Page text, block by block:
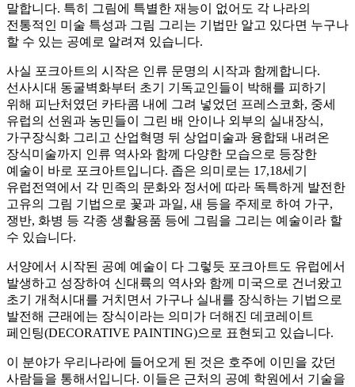
말합니다. 특히 그림에 특별한 재능이 없어도 각 나라의
전통적인 미술 특성과 그림 그리는 기법만 알고 있다면 누구나
할 수 있는 공예로 알려져 있습니다.
사실 포크아트의 시작은 인류 문명의 시작과 함께합니다.
선사시대 동굴벽화부터 초기 기독교인들이 박해를 피하기
위해 피난처였던 카타콤 내에 그려 넣었던 프레스코화, 중세
유럽의 선원과 농민들이 그린 배 안이나 외부의 실내장식,
가구장식화 그리고 산업혁명 뒤 상업미술과 융합돼 내려온
장식미술까지 인류 역사와 함께 다양한 모습으로 등장한
예술이 바로 포크아트입니다. 좁은 의미로는 17,18세기
유럽전역에서 각 민족의 문화와 정서에 따라 독특하게 발전한
고유의 그림 기법으로 꽃과 과일, 새 등을 주제로 하여 가구,
쟁반, 화병 등 각종 생활용품 등에 그림을 그리는 예술이라 할
수 있습니다.
서양에서 시작된 공예 예술이 다 그렇듯 포크아트도 유럽에서
발생하고 성장하여 신대륙의 역사와 함께 미국으로 건너왔고
초기 개척시대를 거치면서 가구나 실내를 장식하는 기법으로
발전해 근래에는 장식이라는 의미가 더해진 데코레이트
페인팅(DECORATIVE PAINTING)으로 표현되고 있습니다.
이 분야가 우리나라에 들어오게 된 것은 호주에 이민을 갔던
사람들을 통해서입니다. 이들은 근처의 공예 학원에서 기술을